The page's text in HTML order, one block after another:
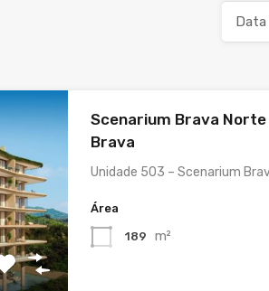
Scenarium Brava Norte
Brava
Unidade 503 – Scenarium
Área
189 m²